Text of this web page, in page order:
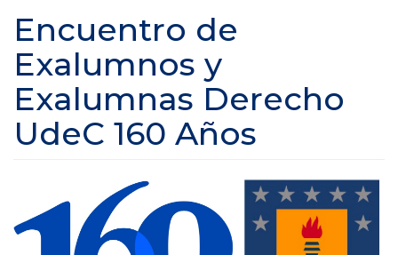
Encuentro de
Exalumnos y
Exalumnas Derecho
UdeC 160 Años